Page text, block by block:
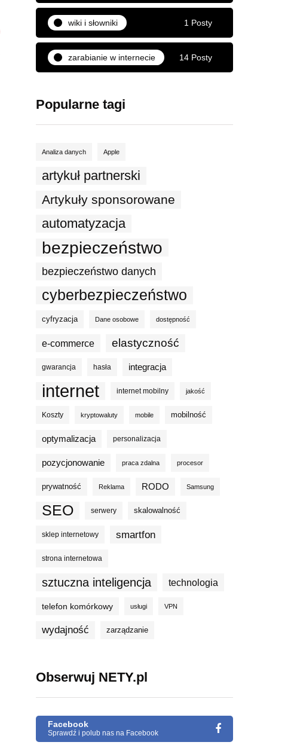
wiki i słowniki 1 Posty
zarabianie w internecie 14 Posty
Popularne tagi
Analiza danych Apple
artykuł partnerski
Artykuły sponsorowane
automatyzacja
bezpieczeństwo
bezpieczeństwo danych
cyberbezpieczeństwo
cyfryzacja Dane osobowe dostępność
e-commerce elastyczność
gwarancja hasła integracja
internet internet mobilny jakość
Koszty kryptowaluty mobile mobilność
optymalizacja personalizacja
pozycjonowanie praca zdalna procesor
prywatność Reklama RODO Samsung
SEO serwery skalowalność
sklep internetowy smartfon
strona internetowa
sztuczna inteligencja technologia
telefon komórkowy usługi VPN
wydajność zarządzanie
Obserwuj NETY.pl
Facebook
Sprawdź i polub nas na Facebook